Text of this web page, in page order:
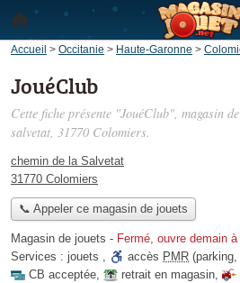
Accueil > Occitanie > Haute-Garonne >
JouéClub
Cette fiche présente "JouéClub", magasin
salvetat, 31770 Colomiers.
chemin de la Salvetat
31770 Colomiers
📞 Appeler ce magasin de jouets
Magasin de jouets - Fermé, ouvre demain à
Services : jouets , accès PMR
CB acceptée, retrait en magasin,